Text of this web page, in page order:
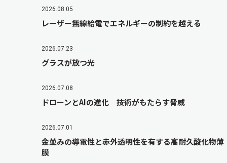
2026.08.05
レーザー無線給電でエネルギーの制約を越える
2026.07.23
グラスが放つ光
2026.07.08
ドローンとAIの進化 技術がもたらす脅威
2026.07.01
金並みの導電性と赤外透明性を有する高耐久酸化物薄
膜